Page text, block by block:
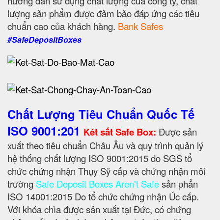
lượng sản phẩm được đảm bảo đáp ứng các tiêu
chuẩn cao của khách hàng. Bank Safes
#SafeDepositBoxes
Chất Lượng Tiêu Chuẩn Quốc Tế
ISO 9001:201 Két sắt Safe Box: Được sản
xuất theo tiêu chuẩn Châu Âu và quy trình quản lý
hệ thống chất lượng ISO 9001:2015 do SGS tổ
chức chứng nhận Thụy Sỹ cấp và chứng nhận môi
trường Safe Deposit Boxes Aren't Safesản phẩn
ISO 14001:2015 Do tổ chức chứng nhận Úc cấp.
Với khóa chìa được sản xuất tại Đức, có chứng